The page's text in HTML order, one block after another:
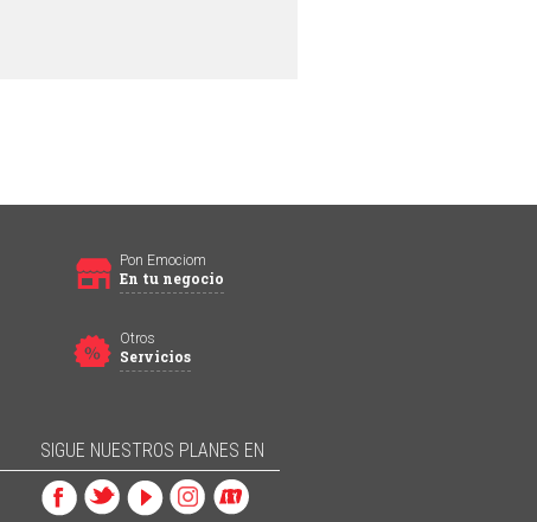
Pon Emociom
En tu negocio
Otros
Servicios
SIGUE NUESTROS PLANES EN